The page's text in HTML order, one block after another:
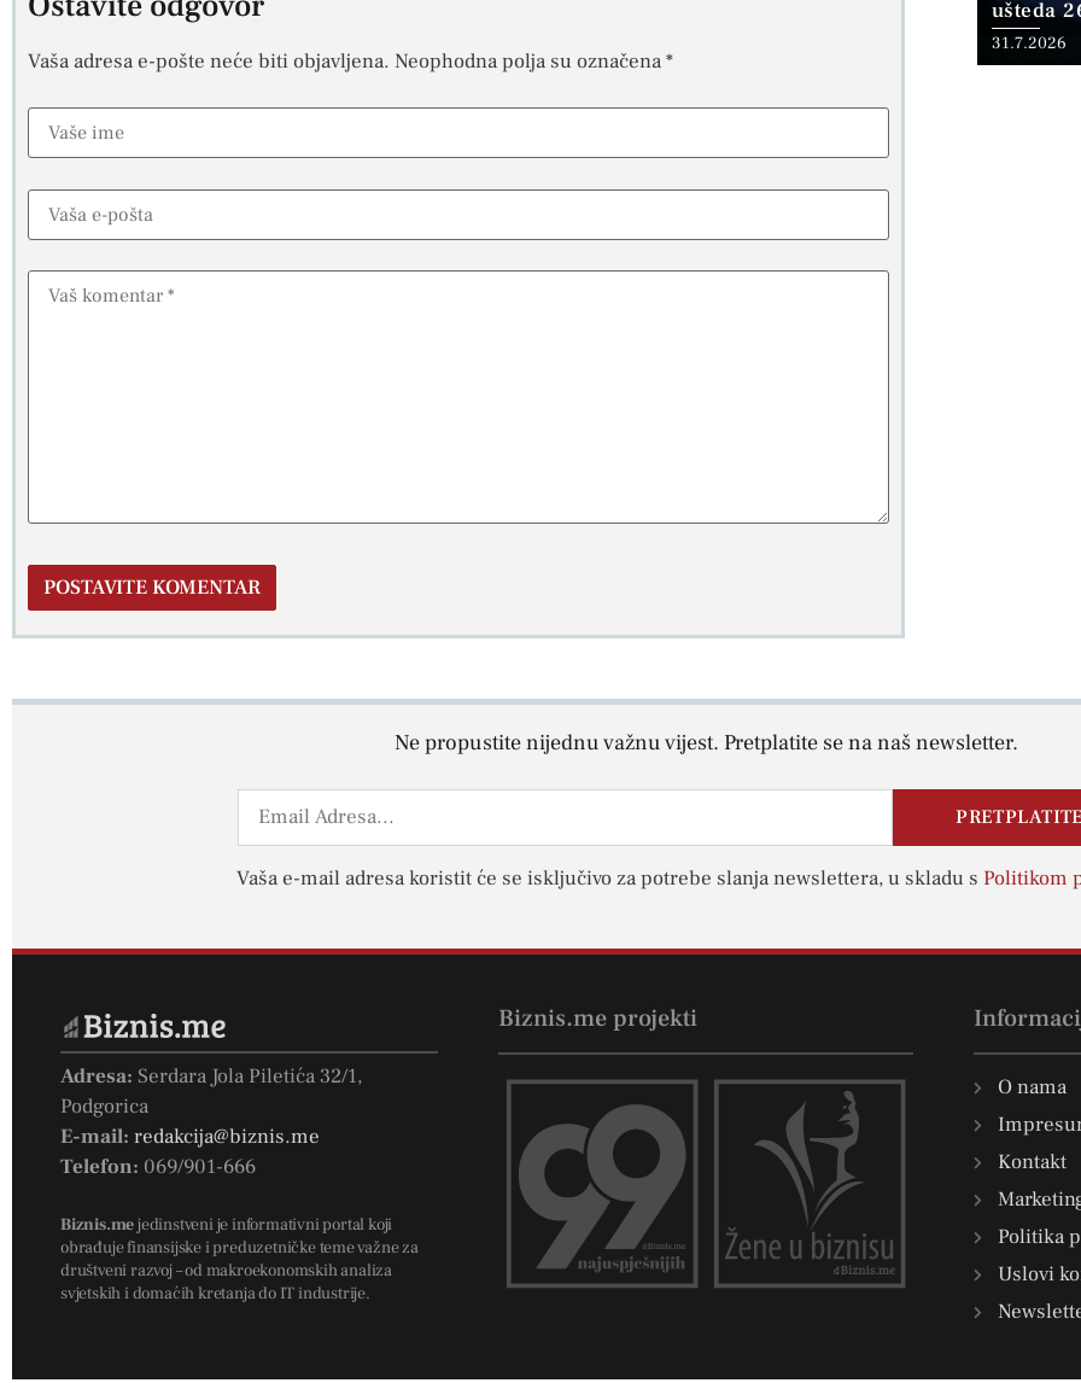
Vaša adresa e-pošte neće biti objavljena. Neophodna polja su označena*
ušteda
31.7.2026
Ne propustite nijednu važnu vijest. Pretplatite se na naš newsletter.
Vaša e-mail adresa koristit će se isključivo za potrebe slanja newslettera, u skladu s Politikom
Adresa: Serdara Jola Piletića 32/1,
Podgorica
E-mail: redakcija@biznis.me
Telefon: 069/901-666
Biznis.mejedinstveni je informativni portal koji
obrađuje finansijske i preduzetničke teme važne za
društveni razvoj – od makroekonomskih analiza
svjetskih i domaćih kretanja do IT industrije.
Biznis.me projekti
O nama
Kontakt
Politika
Uslovi